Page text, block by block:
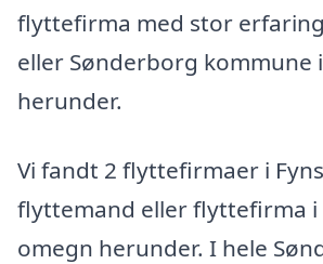
flyttefirma med stor
eller Sønderborg kommune
herunder.
Vi fandt 2 flyttefirmaer i
flyttemand eller flyttefirma i
omegn herunder. I hele